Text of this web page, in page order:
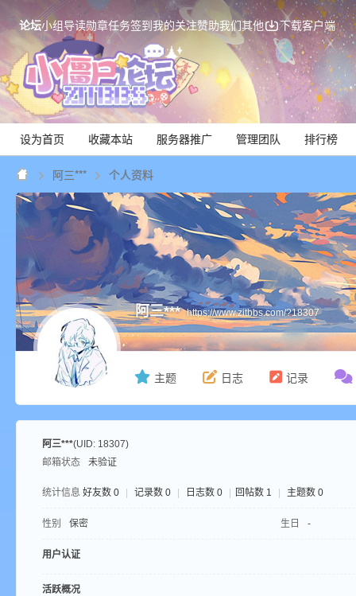
论坛小组导读勋章任务签到我的关注赞助我们其他 下载客户端
设为首页 收藏本站 服务器推广 管理团队 排行榜
Mi
ne
阿三*** 个人资料
阿三*** https://www.zitbbs.com/?18307
主题 日志 记录
阿三***(UID: 18307)
邮箱状态
未验证
统计信息 好友数 0 记录数 0 日志数 0 回帖数 1 主题数 0
性别 保密 生日 -
用户认证
活跃概况